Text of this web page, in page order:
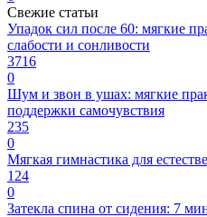
Свежие статьи
Упадок сил после 60: мягкие
слабости и сонливости
3716
0
Шум и звон в ушах: мягкие
поддержки самочувствия
235
0
Мягкая гимнастика для
124
0
Затекла спина от сидения: 7